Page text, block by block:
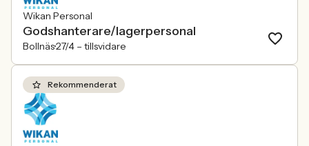
Wikan Personal
Godshanterare/lagerpersonal
Bollnäs27/4 – tillsvidare
Rekommenderat